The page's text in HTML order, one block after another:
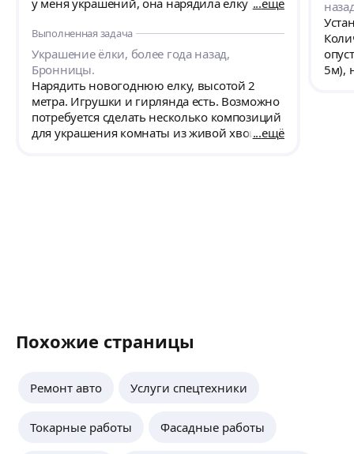
у меня украшений, она нарядила елку и
дополнить интерьер елочкой из дерева,
каркас и декор у нее был с собой. Создала
такую красоту, я в восторге! Была вежлива и
внимательна, приехала вовремя и сделала
все быстро! Теперь в моем доме царит
новогоднее настроение! Я очень довольна
ещё
Выполненная задача
Украшение ёлки, более года назад,
Бронницы.
Нарядить новогоднюю елку, высотой 2
метра. Игрушки и гирлянда есть. Возможно
потребуется сделать несколько композиций
для украшения комнаты из живой хвои иещё
5м),
Похожие страницы
Ремонт авто Услуги спецтехники
Токарные работы Фасадные работы